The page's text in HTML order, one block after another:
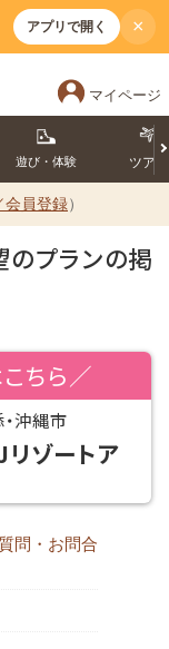
アプリで開く ×
マイページ
遊び・体験 ツアー
会員登録）
のプランの掲
ちら／
沖縄市
ゾートア
問・お問合